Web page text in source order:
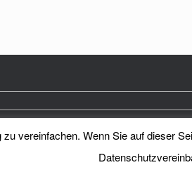
Heimatkreis Reichenberg
vereinfachen. Wenn Sie auf dieser